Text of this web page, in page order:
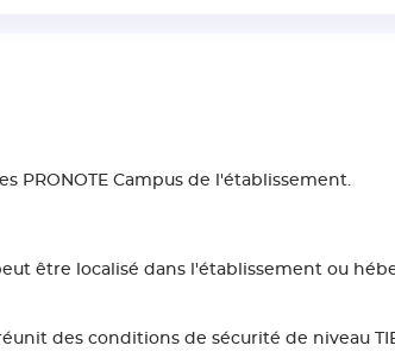
Campus de l'établissement.
être localisé dans l'établissement ou
des conditions de sécurité de niveau